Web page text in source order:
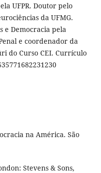
UFPR. Doutor pelo
da UFMG.
e Democracia pela
e coordenador da
do Curso CEI. Currículo
na América. São
Stevens & Sons,